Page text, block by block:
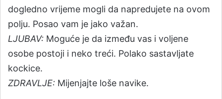
dogledno vrijeme mogli da napredujete na ovom
polju. Posao vam je jako važan.
LJUBAV: Moguće je da između vas i voljene
osobe postoji i neko treći. Polako sastavljate
kockice.
ZDRAVLJE: Mijenjajte loše navike.